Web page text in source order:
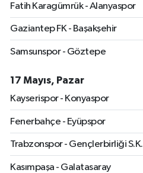
Fatih Karagümrük - Alanyaspor
Gaziantep FK - Başakşehir
Samsunspor - Göztepe
17 Mayıs, Pazar
Kayserispor - Konyaspor
Fenerbahçe - Eyüpspor
Trabzonspor - Gençlerbirliği S.K.
Kasımpaşa - Galatasaray